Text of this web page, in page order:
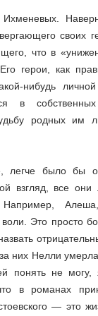
своих
что в
герои, как
нибудь
в
родных
легче было бы
взгляд, все
Например,
Это просто
них Нелли
понять не могу,
в романах
— это